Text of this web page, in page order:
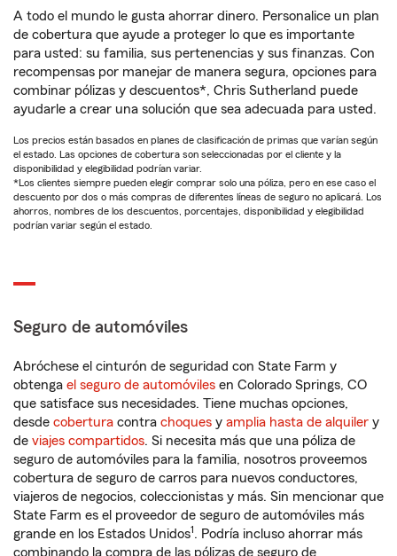
A todo el mundo le gusta ahorrar dinero. Personalice un plan
de cobertura que ayude a proteger lo que es importante
para usted: su familia, sus pertenencias y sus finanzas. Con
recompensas por manejar de manera segura, opciones para
combinar pólizas y descuentos*, Chris Sutherland puede
ayudarle a crear una solución que sea adecuada para usted.
Los precios están basados en planes de clasificación de primas que varían según
el estado. Las opciones de cobertura son seleccionadas por el cliente y la
disponibilidad y elegibilidad podrían variar.
*Los clientes siempre pueden elegir comprar solo una póliza, pero en ese caso el
descuento por dos o más compras de diferentes líneas de seguro no aplicará. Los
ahorros, nombres de los descuentos, porcentajes, disponibilidad y elegibilidad
podrían variar según el estado.
Seguro de automóviles
Abróchese el cinturón de seguridad con State Farm y
obtenga el seguro de automóviles en Colorado Springs, CO
que satisface sus necesidades. Tiene muchas opciones,
desde cobertura contra choques y amplia hasta de alquiler y
de viajes compartidos. Si necesita más que una póliza de
seguro de automóviles para la familia, nosotros proveemos
cobertura de seguro de carros para nuevos conductores,
viajeros de negocios, coleccionistas y más. Sin mencionar que
State Farm es el proveedor de seguro de automóviles más
grande en los Estados Unidos1. Podría incluso ahorrar más
combinando la compra de las pólizas de seguro de